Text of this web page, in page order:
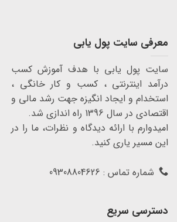
معرفی سایت پول یابی
سایت پول یابی با هدف آموزش کسب
درآمد اینترنتی ، کسب و کار خانگی ،
استخدام و ایجاد انگیزه جهت رشد مالی و
اقتصادی در سال 1396 راه اندازی شد.
امیدوارم با ارائه دیدگاه و نظرات، ما را در
این مسیر یاری کنید.
شماره تماس : 09308804626
دسترسی سریع